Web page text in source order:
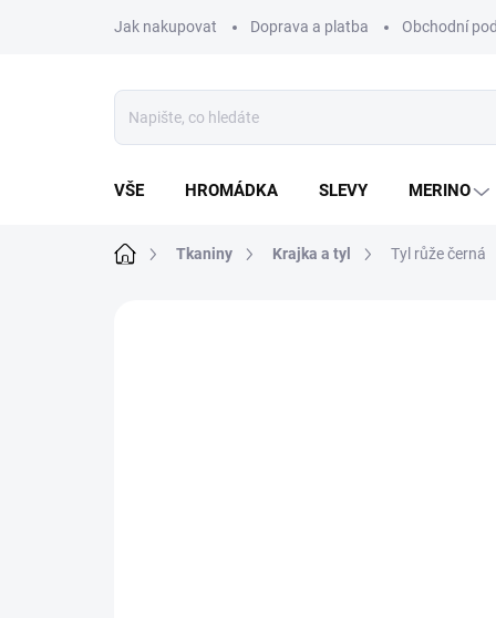
Jak nakupovat Doprava a platba Obchodní
VŠE HROMÁDKA SLEVY MERINO
Domů Tkaniny Krajka a tyl Tyl růže černá